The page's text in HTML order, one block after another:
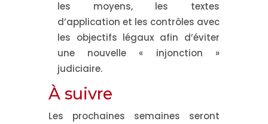
les moyens, les textes
d’application et les contrôles avec
les objectifs légaux afin d’éviter
une nouvelle « injonction »
judiciaire.
À suivre
Les prochaines semaines seront